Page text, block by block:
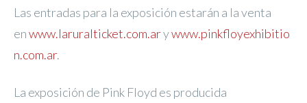
Las entradas para la exposición estarán a la venta
enwww.laruralticket.com.arywww.pinkfloyexhibitio
n.com.ar.
La exposición de Pink Floyd es producida